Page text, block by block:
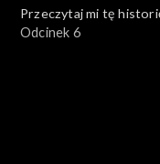
Przeczytaj mi tę
Odcinek 6